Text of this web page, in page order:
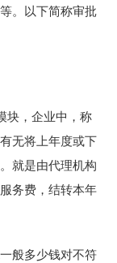
。以下简称审批
块，企业中，称
无将上年度或下
就是由代理机构
务费，结转本年
般多少钱对不符